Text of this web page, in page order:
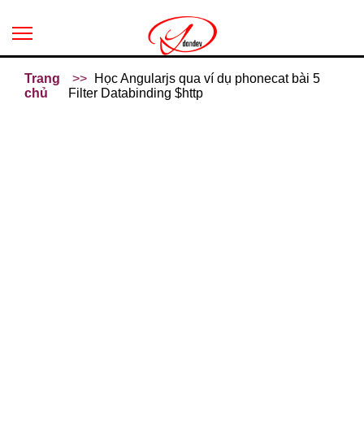
Trang
chủ
Học Angularjs qua ví dụ phonecat bài 5
Filter Databinding $http